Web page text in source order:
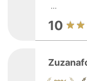
...
10